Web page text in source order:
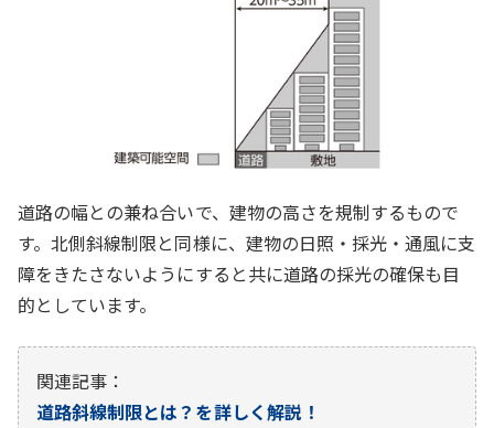
道路の幅との兼ね合いで、建物の高さを規制するもので
す。北側斜線制限と同様に、建物の日照・採光・通風に支
障をきたさないようにすると共に道路の採光の確保も目
的としています。
関連記事：
道路斜線制限とは？を詳しく解説！